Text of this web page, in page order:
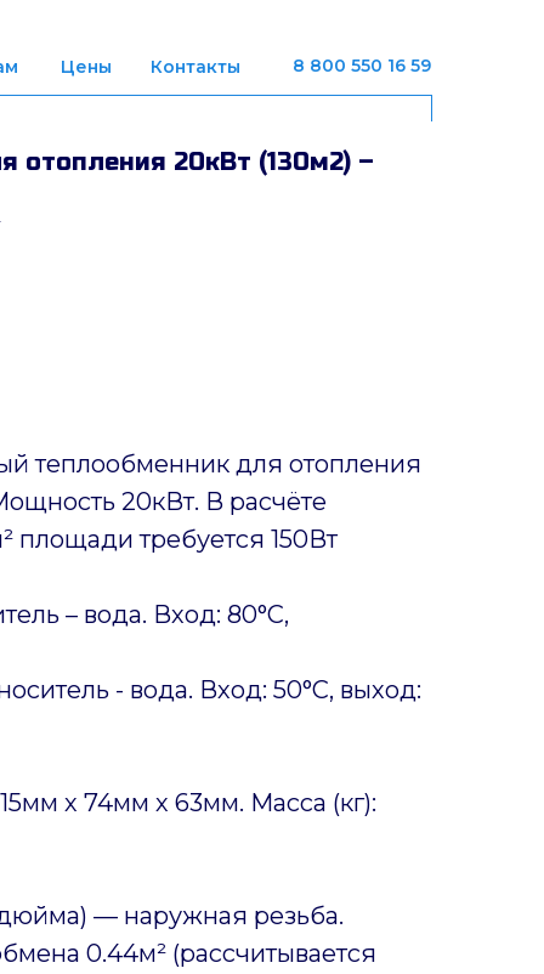
8 800 550 16 59
Цены Контакты
отопления 20кВт (130м2) –
теплообменник для отопления
20кВт. В расчёте
площади требуется 150Вт
– вода. Вход: 80°C,
- вода. Вход: 50°C, выход:
х 74мм х 63мм. Масса (кг):
— наружная резьба.
0.44м² (рассчитывается